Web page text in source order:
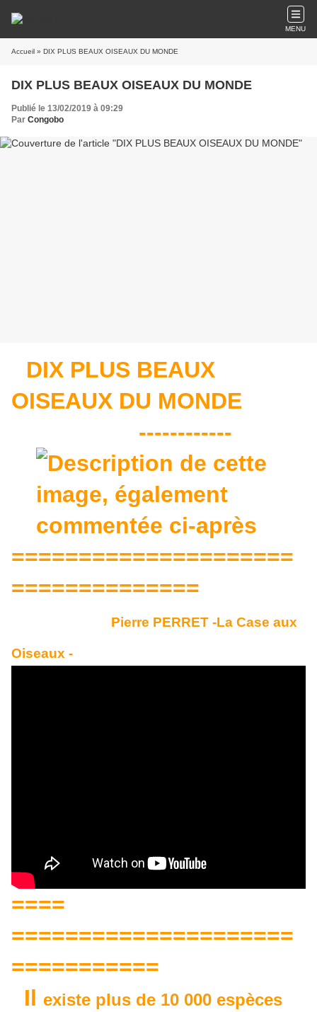
MENU
Accueil » DIX PLUS BEAUX OISEAUX DU MONDE
DIX PLUS BEAUX OISEAUX DU MONDE
Publié le 13/02/2019 à 09:29
Par Congobo
DIX PLUS BEAUX
OISEAUX DU MONDE
------------
=====================
==============
Pierre PERRET -La Case aux
Oiseaux -
====
=====================
===========
Il existe plus de 10 000 espèces